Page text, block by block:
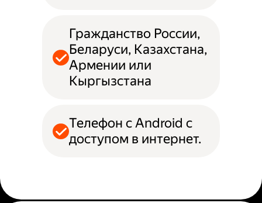
Гражданство России,
Беларуси, Казахстана,
Армении или
Кыргызстана
Телефон с Android с
доступом в интернет.